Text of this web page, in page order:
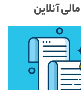
آنلاین